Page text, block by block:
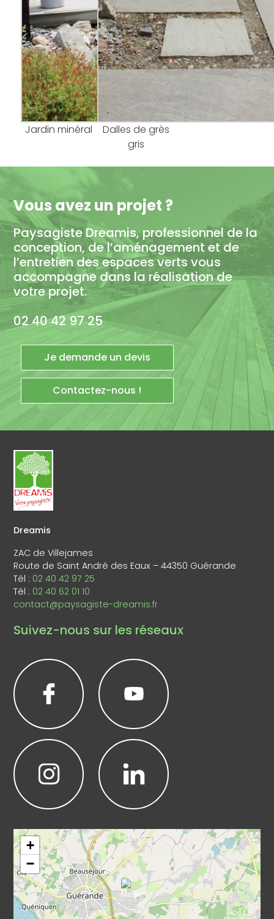
Jardin minéral
Dalles de grès
gris
Vous avez un projet ?
Paysagiste Dreamis, professionnel de la
conception, de l’aménagement et de
l’entretien des espaces verts vous
accompagne dans la réalisation de
votre projet.
02 40 42 97 25
Je demande un devis
Contactez-nous !
Dreamis
ZAC de Villejames
Route de Saint André des Eaux – 44350 Guérande
Tél : 02 40 42 97 25
Tél : 02 40 62 01 10
contact@paysagiste-dreamis.fr
Suivez-nous sur les réseaux
+
−